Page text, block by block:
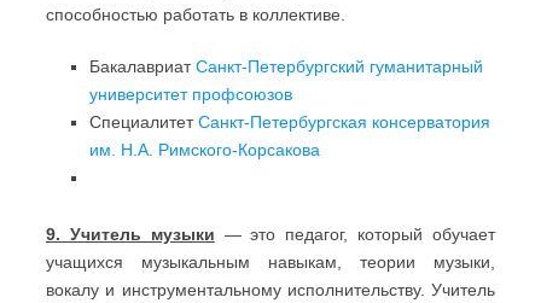
способностью работать в коллективе.
БакалавриатСанкт-Петербургский гуманитарный
университет профсоюзов
СпециалитетСанкт-Петербургская консерватория
им. Н.А. Римского-Корсакова
9. Учитель музыки — это педагог, который обучает
учащихся музыкальным навыкам, теории музыки,
вокалу и инструментальному исполнительству. Учитель